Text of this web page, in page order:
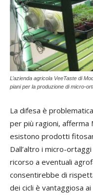
L’azienda agricola VeeTaste di
piani per la produzione di micro-
La difesa è
per più ragioni, afferma
esistono prodotti
Dall’altro i micro-
ricorso a eventuali
consentirebbe di
dei cicli è vantaggiosa